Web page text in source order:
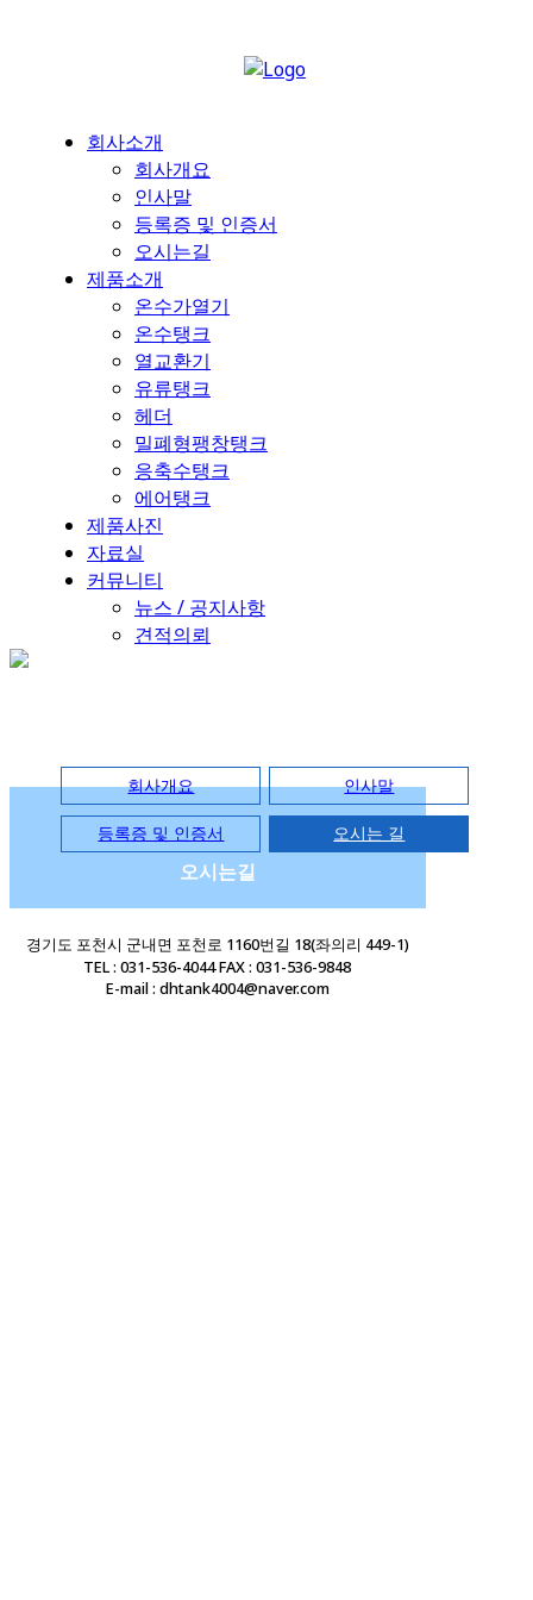
회사소개
회사개요
인사말
등록증 및 인증서
오시는길
제품소개
온수가열기
온수탱크
열교환기
유류탱크
헤더
밀폐형팽창탱크
응축수탱크
에어탱크
제품사진
자료실
커뮤니티
뉴스 / 공지사항
견적의뢰
회사개요 인사말
등록증 및 인증서 오시는 길
오시는길
경기도 포천시 군내면 포천로 1160번길 18(좌의리 449-1)
TEL : 031-536-4044 FAX : 031-536-9848
E-mail : dhtank4004@naver.com